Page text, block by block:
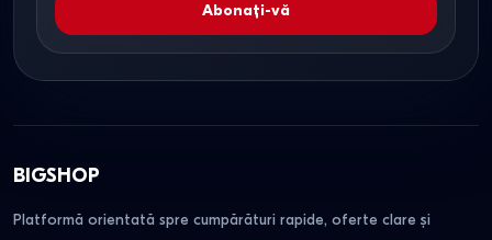
Abonați-vă
BIGSHOP
Platformă orientată spre cumpărături rapide, oferte clare și